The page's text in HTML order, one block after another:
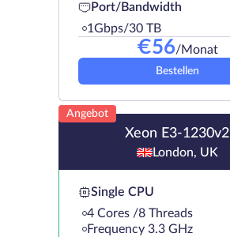
Port/Bandwidth
1Gbps/30 TB
€56/Monat
Bestellen
Angebot
Xeon E3-1230v2
London, UK
Single CPU
4 Cores /8 Threads
Frequency 3.3 GHz